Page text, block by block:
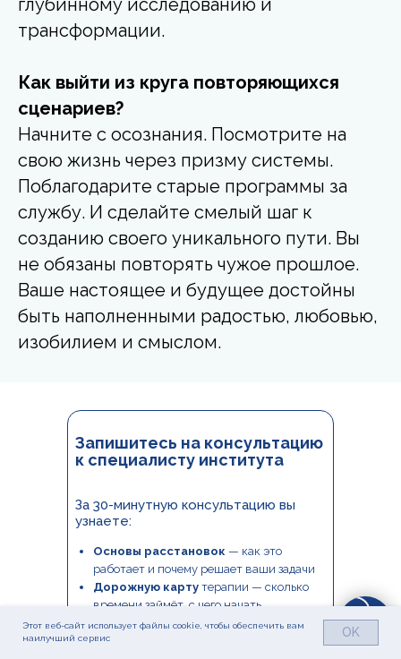
глубинному исследованию и
трансформации.
Как выйти из круга повторяющихся
сценариев?
Начните с осознания. Посмотрите на
свою жизнь через призму системы.
Поблагодарите старые программы за
службу. И сделайте смелый шаг к
созданию своего уникального пути. Вы
не обязаны повторять чужое прошлое.
Ваше настоящее и будущее достойны
быть наполненными радостью, любовью,
изобилием и смыслом.
Запишитесь на консультацию
к специалисту института
За 30-минутную консультацию вы
узнаете:
Основы расстановок — как это
работает и почему решает ваши задачи
Дорожную карту терапии — сколько
времени займёт, с чего начать
Специальные условия на
терапевтический курс, если решите
Этот веб-сайт использует файлы cookie, чтобы обеспечить вам
наилучший сервис
OK